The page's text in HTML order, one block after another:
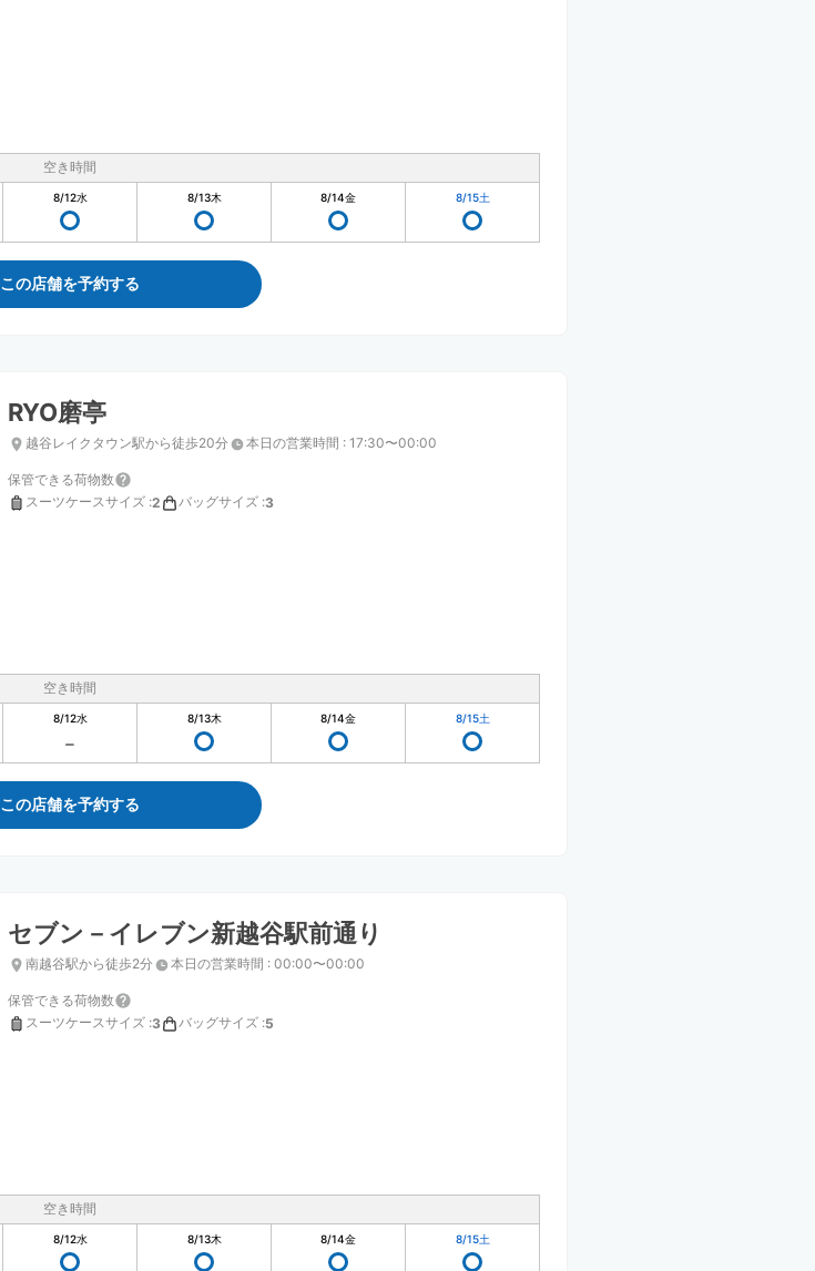
空き時間
8/12水 8/13木 8/14金 8/15土
この店舗を予約する
RYO磨亭
越谷レイクタウン駅から徒歩20分 本日の営業時間 : 17:30〜00:00
保管できる荷物数
スーツケースサイズ :2 バッグサイズ :3
空き時間
8/12水 8/13木 8/14金 8/15土
この店舗を予約する
セブン－イレブン新越谷駅前通り
南越谷駅から徒歩2分 本日の営業時間 : 00:00〜00:00
保管できる荷物数
スーツケースサイズ :3 バッグサイズ :5
空き時間
8/12水 8/13木 8/14金 8/15土